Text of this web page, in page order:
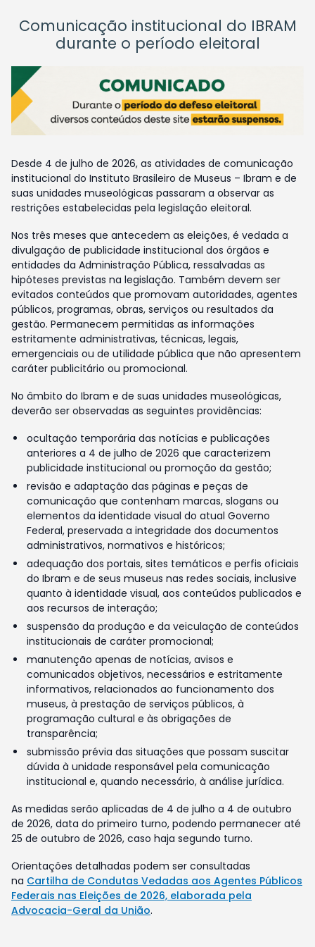
Comunicação institucional do IBRAM
durante o período eleitoral
Desde 4 de julho de 2026, as atividades de comunicação
institucional do Instituto Brasileiro de Museus – Ibram e de
suas unidades museológicas passaram a observar as
restrições estabelecidas pela legislação eleitoral.
Nos três meses que antecedem as eleições, é vedada a
divulgação de publicidade institucional dos órgãos e
entidades da Administração Pública, ressalvadas as
hipóteses previstas na legislação. Também devem ser
evitados conteúdos que promovam autoridades, agentes
públicos, programas, obras, serviços ou resultados da
gestão. Permanecem permitidas as informações
estritamente administrativas, técnicas, legais,
emergenciais ou de utilidade pública que não apresentem
caráter publicitário ou promocional.
No âmbito do Ibram e de suas unidades museológicas,
deverão ser observadas as seguintes providências:
ocultação temporária das notícias e publicações
anteriores a 4 de julho de 2026 que caracterizem
publicidade institucional ou promoção da gestão;
revisão e adaptação das páginas e peças de
comunicação que contenham marcas, slogans ou
elementos da identidade visual do atual Governo
Federal, preservada a integridade dos documentos
administrativos, normativos e históricos;
adequação dos portais, sites temáticos e perfis oficiais
do Ibram e de seus museus nas redes sociais, inclusive
quanto à identidade visual, aos conteúdos publicados e
aos recursos de interação;
suspensão da produção e da veiculação de conteúdos
institucionais de caráter promocional;
manutenção apenas de notícias, avisos e
comunicados objetivos, necessários e estritamente
informativos, relacionados ao funcionamento dos
museus, à prestação de serviços públicos, à
programação cultural e às obrigações de
transparência;
submissão prévia das situações que possam suscitar
dúvida à unidade responsável pela comunicação
institucional e, quando necessário, à análise jurídica.
As medidas serão aplicadas de 4 de julho a 4 de outubro
de 2026, data do primeiro turno, podendo permanecer até
25 de outubro de 2026, caso haja segundo turno.
Orientações detalhadas podem ser consultadas
na Cartilha de Condutas Vedadas aos Agentes Públicos
Federais nas Eleições de 2026, elaborada pela
Advocacia-Geral da União.